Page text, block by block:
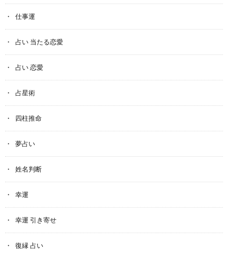
仕事運
占い 当たる恋愛
占い 恋愛
占星術
四柱推命
夢占い
姓名判断
幸運
幸運 引き寄せ
復縁 占い